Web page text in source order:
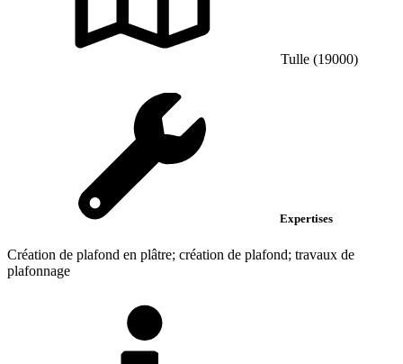
Tulle (19000)
Expertises
Création de plafond en plâtre; création de plafond; travaux de
plafonnage